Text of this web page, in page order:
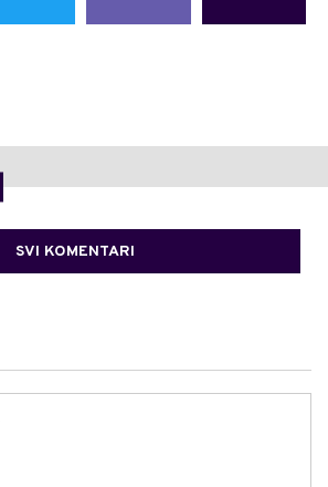
SVI KOMENTARI